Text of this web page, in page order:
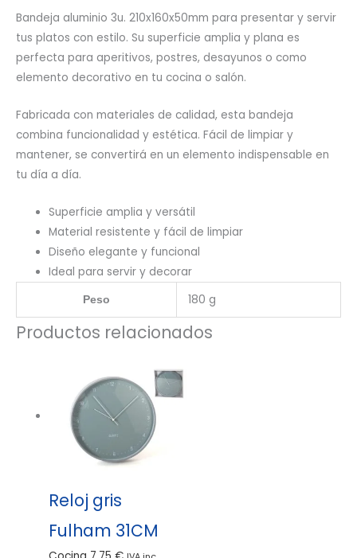
Bandeja aluminio 3u. 210x160x50mm para presentar y servir
tus platos con estilo. Su superficie amplia y plana es
perfecta para aperitivos, postres, desayunos o como
elemento decorativo en tu cocina o salón.
Fabricada con materiales de calidad, esta bandeja
combina funcionalidad y estética. Fácil de limpiar y
mantener, se convertirá en un elemento indispensable en
tu día a día.
Superficie amplia y versátil
Material resistente y fácil de limpiar
Diseño elegante y funcional
Ideal para servir y decorar
Peso 180 g
Productos relacionados
Reloj gris
Fulham 31CM